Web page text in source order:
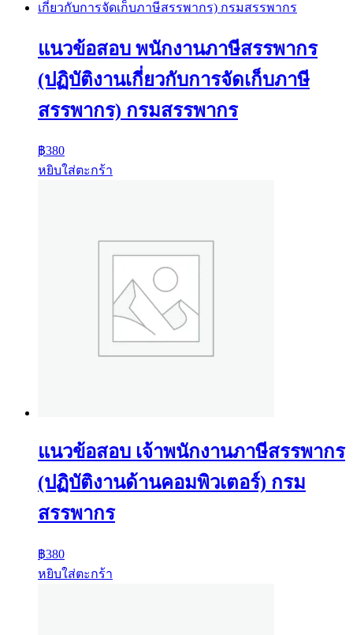
แนวข้อสอบ พนักงานภาษีสรรพากร
(ปฏิบัติงานเกี่ยวกับการจัดเก็บภาษี
สรรพากร) กรมสรรพากร
฿380
หยิบใส่ตะกร้า
แนวข้อสอบ เจ้าพนักงานภาษีสรรพากร
(ปฏิบัติงานด้านคอมพิวเตอร์) กรม
สรรพากร
฿380
หยิบใส่ตะกร้า